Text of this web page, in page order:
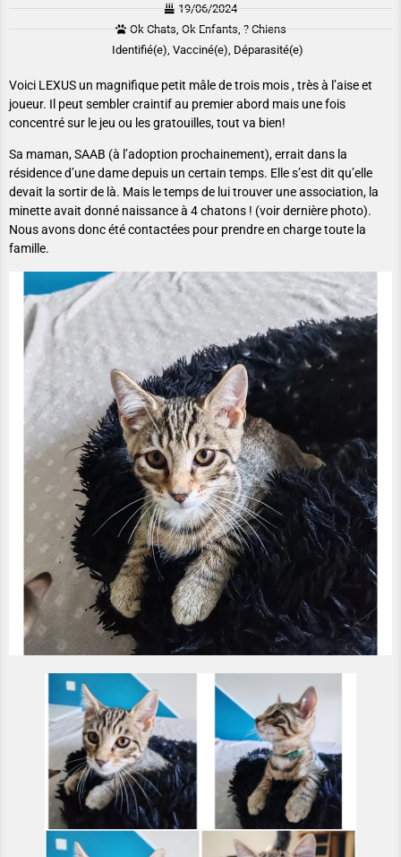
19/06/2024
Ok Chats, Ok Enfants, ? Chiens
Identifié(e), Vacciné(e), Déparasité(e)
Voici LEXUS un magnifique petit mâle de trois mois , très à l’aise et
joueur. Il peut sembler craintif au premier abord mais une fois
concentré sur le jeu ou les gratouilles, tout va bien!
Sa maman, SAAB (à l’adoption prochainement), errait dans la
résidence d’une dame depuis un certain temps. Elle s’est dit qu’elle
devait la sortir de là. Mais le temps de lui trouver une association, la
minette avait donné naissance à 4 chatons ! (voir dernière photo).
Nous avons donc été contactées pour prendre en charge toute la
famille.